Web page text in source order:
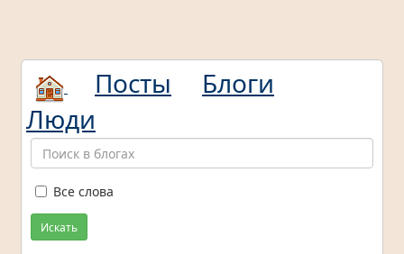
Посты
Блоги
Люди
Все слова
Искать